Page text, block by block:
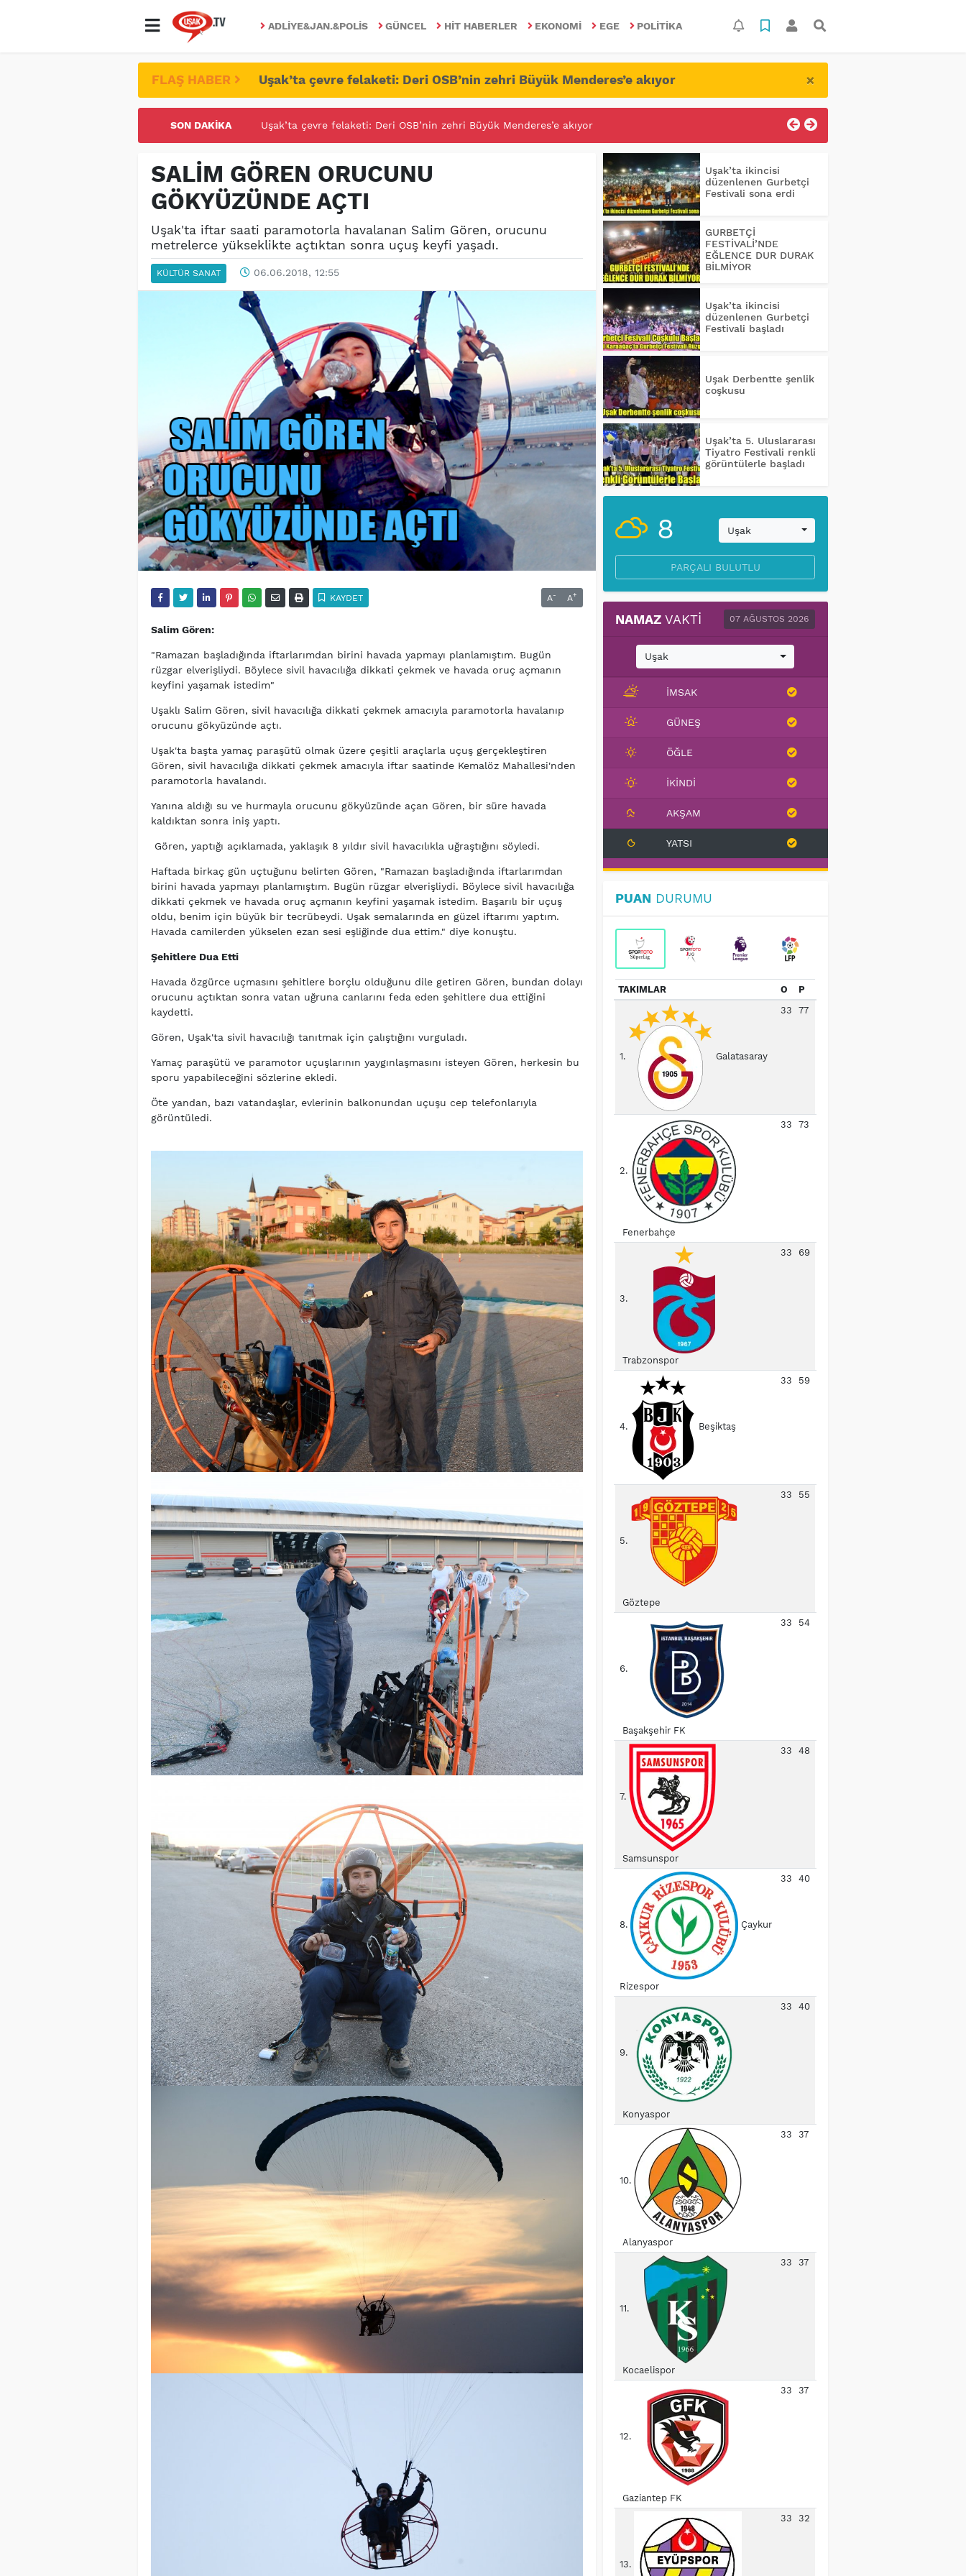
ADLIYE&JAN.&POLIS GÜNCEL HIT HABERLER EKONOMI EGE POLITIKA
FLAŞ HABER Uşak’ta çevre felaketi: Deri OSB’nin zehri Büyük Menderes’e akıyor ×
SON DAKIKA UŞAK ÜNİVERİTESİNDE FETÖ/PDY İLE YALANDAN MÜCADELE!
SALİM GÖREN ORUCUNU
GÖKYÜZÜNDE AÇTI
Uşak'ta iftar saati paramotorla havalanan Salim Gören, orucunu
metrelerce yükseklikte açtıktan sonra uçuş keyfi yaşadı.
KÜLTÜR SANAT 06.06.2018, 12:55
KAYDET A- A+
Salim Gören:
"Ramazan başladığında iftarlarımdan birini havada yapmayı planlamıştım. Bugün
rüzgar elverişliydi. Böylece sivil havacılığa dikkati çekmek ve havada oruç açmanın
keyfini yaşamak istedim"
Uşaklı Salim Gören, sivil havacılığa dikkati çekmek amacıyla paramotorla havalanıp
orucunu gökyüzünde açtı.
Uşak'ta başta yamaç paraşütü olmak üzere çeşitli araçlarla uçuş gerçekleştiren
Gören, sivil havacılığa dikkati çekmek amacıyla iftar saatinde Kemalöz Mahallesi'nden
paramotorla havalandı.
Yanına aldığı su ve hurmayla orucunu gökyüzünde açan Gören, bir süre havada
kaldıktan sonra iniş yaptı.
Gören, yaptığı açıklamada, yaklaşık 8 yıldır sivil havacılıkla uğraştığını söyledi.
Haftada birkaç gün uçtuğunu belirten Gören, "Ramazan başladığında iftarlarımdan
birini havada yapmayı planlamıştım. Bugün rüzgar elverişliydi. Böylece sivil havacılığa
dikkati çekmek ve havada oruç açmanın keyfini yaşamak istedim. Başarılı bir uçuş
oldu, benim için büyük bir tecrübeydi. Uşak semalarında en güzel iftarımı yaptım.
Havada camilerden yükselen ezan sesi eşliğinde dua ettim." diye konuştu.
Şehitlere Dua Etti
Havada özgürce uçmasını şehitlere borçlu olduğunu dile getiren Gören, bundan dolayı
orucunu açtıktan sonra vatan uğruna canlarını feda eden şehitlere dua ettiğini
kaydetti.
Gören, Uşak'ta sivil havacılığı tanıtmak için çalıştığını vurguladı.
Yamaç paraşütü ve paramotor uçuşlarının yaygınlaşmasını isteyen Gören, herkesin bu
sporu yapabileceğini sözlerine ekledi.
Öte yandan, bazı vatandaşlar, evlerinin balkonundan uçuşu cep telefonlarıyla
görüntüledi.
Uşak’ta ikincisi
düzenlenen Gurbetçi
Festivali sona erdi
GURBETÇİ
FESTİVALİ’NDE
EĞLENCE DUR DURAK
BİLMİYOR
Uşak’ta ikincisi
düzenlenen Gurbetçi
Festivali başladı
Uşak Derbentte şenlik
coşkusu
Uşak’ta 5. Uluslararası
Tiyatro Festivali renkli
görüntülerle başladı
8 Uşak
PARÇALI BULUTLU
NAMAZ VAKTI 07 AĞUSTOS 2026
Uşak
İMSAK
GÜNEŞ
ÖĞLE
İKINDI
AKŞAM
YATSI
PUAN DURUMU
TAKIMLAR O P
1. Galatasaray
33 77
2.
Fenerbahçe
33 73
3.
Trabzonspor
33 69
4. Beşiktaş
33 59
5.
Göztepe
33 55
6.
Başakşehir FK
33 54
7.
Samsunspor
33 48
8. Çaykur
Rizespor
33 40
9.
Konyaspor
33 40
10.
Alanyaspor
33 37
11.
Kocaelispor
33 37
12.
Gaziantep FK
33 37
13.
33 32